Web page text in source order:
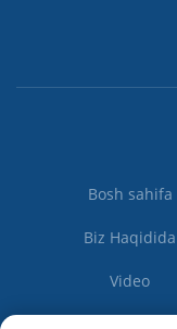
Bosh sahifa
Biz Haqidida
Video